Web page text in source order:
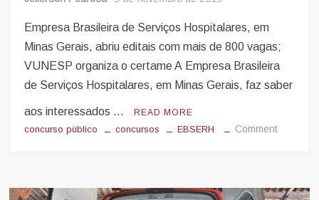
Empresa Brasileira de Serviços Hospitalares, em
Minas Gerais, abriu editais com mais de 800 vagas;
VUNESP organiza o certame A Empresa Brasileira
de Serviços Hospitalares, em Minas Gerais, faz saber
aos interessados … READ MORE
concurso público concursos EBSERH Commenton
MG